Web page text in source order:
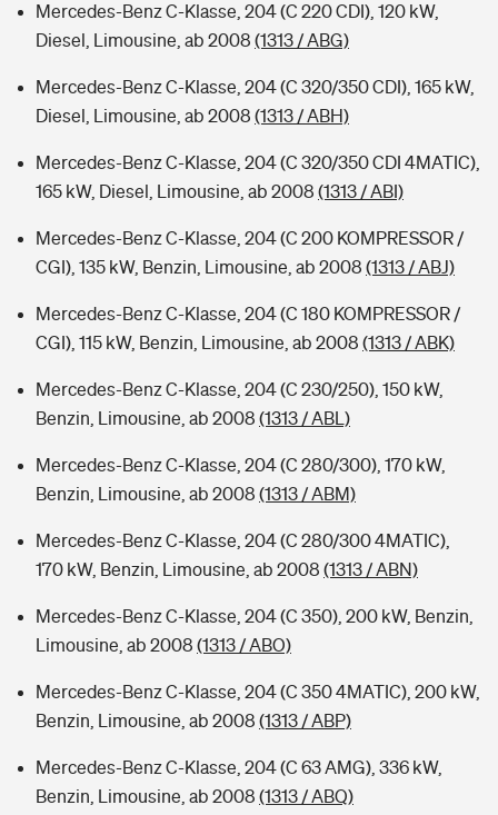
Mercedes-Benz C-Klasse, 204 (C 220 CDI), 120 kW,
Diesel, Limousine, ab 2008 (1313 / ABG)
Mercedes-Benz C-Klasse, 204 (C 320/350 CDI), 165 kW,
Diesel, Limousine, ab 2008 (1313 / ABH)
Mercedes-Benz C-Klasse, 204 (C 320/350 CDI 4MATIC),
165 kW, Diesel, Limousine, ab 2008 (1313 / ABI)
Mercedes-Benz C-Klasse, 204 (C 200 KOMPRESSOR /
CGI), 135 kW, Benzin, Limousine, ab 2008 (1313 / ABJ)
Mercedes-Benz C-Klasse, 204 (C 180 KOMPRESSOR /
CGI), 115 kW, Benzin, Limousine, ab 2008 (1313 / ABK)
Mercedes-Benz C-Klasse, 204 (C 230/250), 150 kW,
Benzin, Limousine, ab 2008 (1313 / ABL)
Mercedes-Benz C-Klasse, 204 (C 280/300), 170 kW,
Benzin, Limousine, ab 2008 (1313 / ABM)
Mercedes-Benz C-Klasse, 204 (C 280/300 4MATIC),
170 kW, Benzin, Limousine, ab 2008 (1313 / ABN)
Mercedes-Benz C-Klasse, 204 (C 350), 200 kW, Benzin,
Limousine, ab 2008 (1313 / ABO)
Mercedes-Benz C-Klasse, 204 (C 350 4MATIC), 200 kW,
Benzin, Limousine, ab 2008 (1313 / ABP)
Mercedes-Benz C-Klasse, 204 (C 63 AMG), 336 kW,
Benzin, Limousine, ab 2008 (1313 / ABQ)